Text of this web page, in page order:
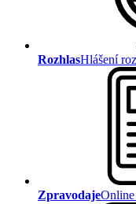
RozhlasHlášení
Zpravodaje